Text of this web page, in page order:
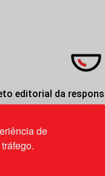
de
editorial da